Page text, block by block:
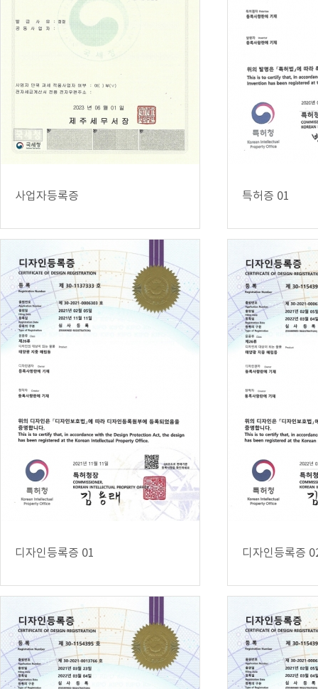
사업자등록증 특허증 01
디자인등록증 01 디자인등록증